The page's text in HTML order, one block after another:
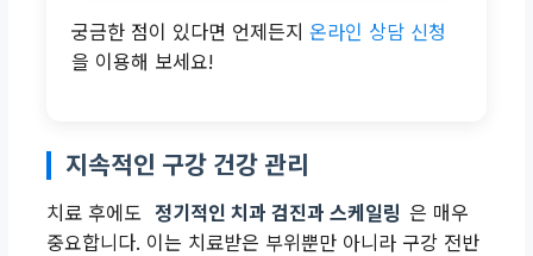
양치, 처방 가글
격렬한 운동, 흡연, 음주
궁금한 점이 있다면 언제든지 온라인 상담 신청
을 이용해 보세요!
지속적인 구강 건강 관리
치료 후에도 정기적인 치과 검진과 스케일링 은 매우
중요합니다. 이는 치료받은 부위뿐만 아니라 구강 전반